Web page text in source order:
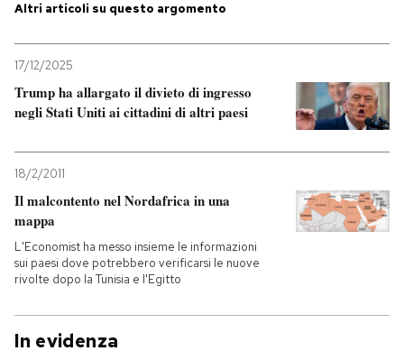
Altri articoli su questo argomento
17/12/2025
Trump ha allargato il divieto di ingresso
negli Stati Uniti ai cittadini di altri paesi
18/2/2011
Il malcontento nel Nordafrica in una
mappa
L'Economist ha messo insieme le informazioni
sui paesi dove potrebbero verificarsi le nuove
rivolte dopo la Tunisia e l'Egitto
In evidenza